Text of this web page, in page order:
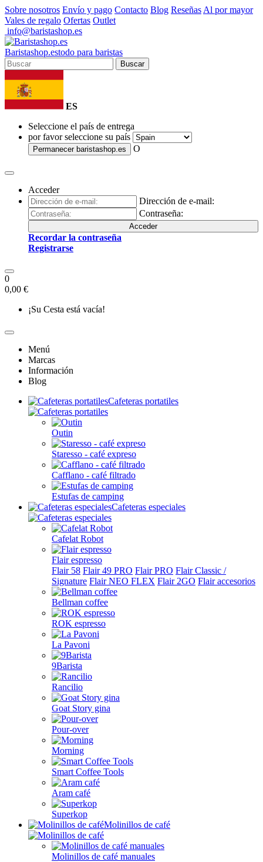
Sobre nosotros Envío y pago Contacto Blog Reseñas Al por mayor
Vales de regalo Ofertas Outlet
info@baristashop.es
Baristashop.estodo para baristas
Buscar
ES
Seleccione el país de entrega
por favor seleccione su país
Permanecer baristashop.es O
Acceder
Dirección de e-mail:
Contraseña:
Acceder
Recordar la contraseña
Registrarse
0
0,00 €
¡Su Cesta está vacía!
Menú
Marcas
Información
Blog
Cafeteras portatiles
Outin
Staresso - café expreso
Cafflano - café filtrado
Estufas de camping
Cafeteras especiales
Cafelat Robot
Flair espresso
Flair 58 Flair 49 PRO Flair PRO Flair Classic /
Signature Flair NEO FLEX Flair 2GO Flair accesorios
Bellman coffee
ROK espresso
La Pavoni
9Barista
Rancilio
Goat Story gina
Pour-over
Morning
Smart Coffee Tools
Aram café
Superkop
Molinillos de café
Molinillos de café manuales